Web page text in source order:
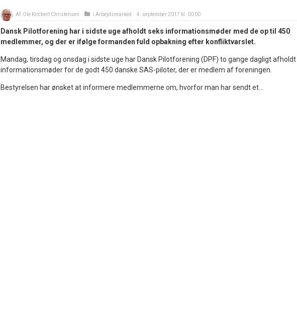
Af: Ole Kirchert Christensen i Arbejdsmarked 4. september 2017 kl. 00:00
Dansk Pilotforening har i sidste uge afholdt seks informationsmøder med de op til 450
medlemmer, og der er ifølge formanden fuld opbakning efter konfliktvarslet.
Mandag, tirsdag og onsdag i sidste uge har Dansk Pilotforening (DPF) to gange dagligt afholdt
informationsmøder for de godt 450 danske SAS-piloter, der er medlem af foreningen.
Bestyrelsen har ønsket at informere medlemmerne om, hvorfor man har sendt et...